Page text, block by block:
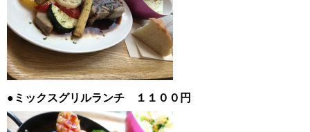
●ミックスグリルランチ １１００円